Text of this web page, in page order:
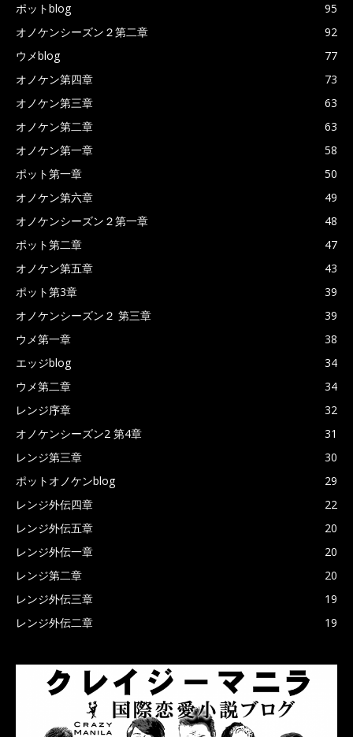
ポットblog
95
オノケンシーズン２第二章
92
ウメblog
77
オノケン第四章
73
オノケン第三章
63
オノケン第二章
63
オノケン第一章
58
ポット第一章
50
オノケン第六章
49
オノケンシーズン２第一章
48
ポット第二章
47
オノケン第五章
43
ポット第3章
39
オノケンシーズン２ 第三章
39
ウメ第一章
38
エッジblog
34
ウメ第二章
34
レンジ序章
32
オノケンシーズン2 第4章
31
レンジ第三章
30
ポットオノケンblog
29
レンジ外伝四章
22
レンジ外伝五章
20
レンジ外伝一章
20
レンジ第二章
20
レンジ外伝三章
19
レンジ外伝二章
19